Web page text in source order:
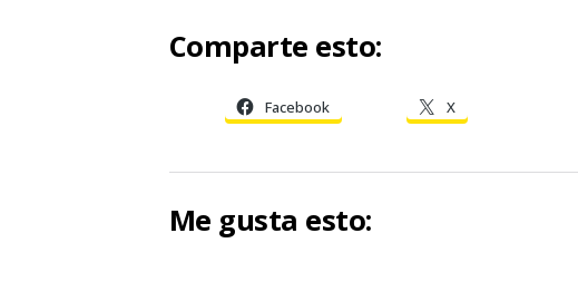
Comparte esto:
Facebook X
Me gusta esto: